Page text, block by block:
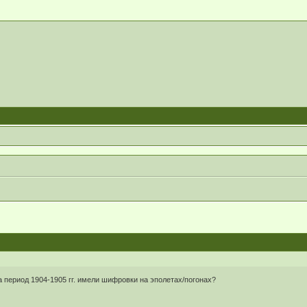
период 1904-1905 гг. имели шифровки на эполетах/погонах?